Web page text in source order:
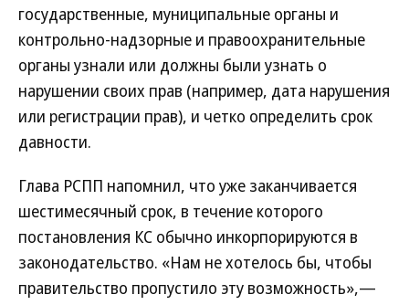
государственные, муниципальные органы и
контрольно-надзорные и правоохранительные
органы узнали или должны были узнать о
нарушении своих прав (например, дата нарушения
или регистрации прав), и четко определить срок
давности.
Глава РСПП напомнил, что уже заканчивается
шестимесячный срок, в течение которого
постановления КС обычно инкорпорируются в
законодательство. «Нам не хотелось бы, чтобы
правительство пропустило эту возможность»,—